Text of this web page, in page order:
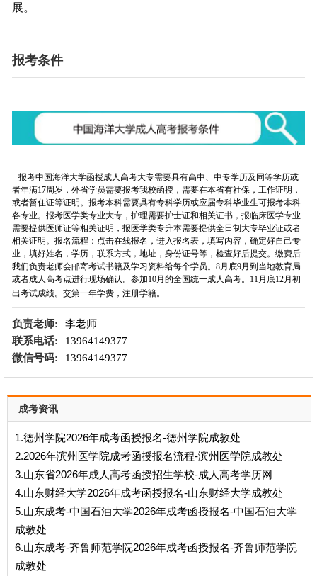
展。
报考条件
报考中国海洋大学函授成人高考大专需要具有高中、中专学历及同等学历或
者年满17周岁，外省学员需要报考我校函授，需要在本省有社保，工作证明，
或者暂住证等证明。报考本科需要具有专科学历或应届专科毕业生可报考本科
各专业。报考医学类专业大专，护理需要护士证和相关证书，报临床医学专业
需要提供医师证等相关证明，报医学类专升本需要提供全日制大专毕业证或者
相关证明。报名流程：点击在线报名，进入报名表，填写内容，确定好自己专
业，填好姓名，学历，联系方式，地址，身份证号等，检查好后提交。缴费后
我们负责老师会邮寄考试书籍及学习资料给每个学员。8月底9月到当地教育局
或者成人高考点进行现场确认。参加10月的全国统一成人高考。11月底12月初
出考试成绩。交第一年学费，注册学籍。
负责老师:
李老师
联系电话:
13964149377
微信号码:
13964149377
成考资讯
1.德州学院2026年成考函授报名-德州学院成教处
2.2026年滨州医学院成考函授报名流程-滨州医学院成教处
3.山东省2026年成人高考函授招生学校-成人高考学历网
4.山东财经大学2026年成考函授报名-山东财经大学成教处
5.山东成考-中国石油大学2026年成考函授报名-中国石油大学
成教处
6.山东成考-齐鲁师范学院2026年成考函授报名-齐鲁师范学院
成教处